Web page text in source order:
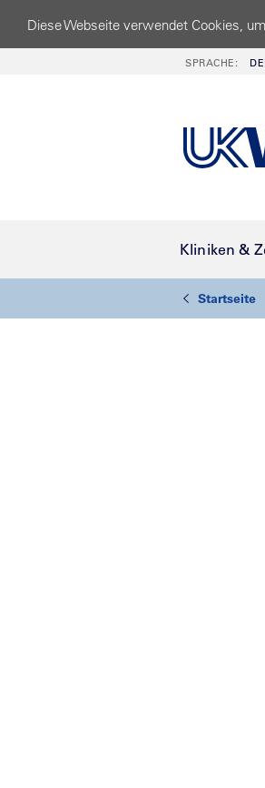
Diese Webseite verwendet Cookies,
SPRACHE:
Kliniken &
Startseite